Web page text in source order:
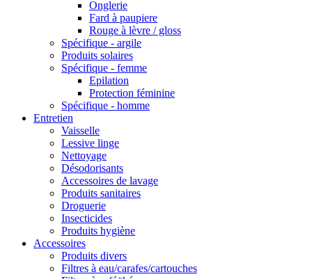
Onglerie
Fard à paupiere
Rouge à lèvre / gloss
Spécifique - argile
Produits solaires
Spécifique - femme
Epilation
Protection féminine
Spécifique - homme
Entretien
Vaisselle
Lessive linge
Nettoyage
Désodorisants
Accessoires de lavage
Produits sanitaires
Droguerie
Insecticides
Produits hygiène
Accessoires
Produits divers
Filtres à eau/carafes/cartouches